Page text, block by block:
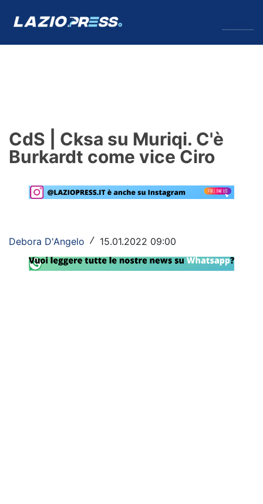
Formello
Primavera
Lazio Women
CdS | Cksa su Muriqi. C'è
Burkardt come vice Ciro
Debora D'Angelo / 15.01.2022 09:00